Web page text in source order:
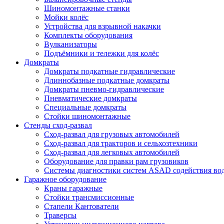
Шиномонтажные станки
Мойки колёс
Устройства для взрывной накачки
Комплекты оборудования
Вулканизаторы
Подъёмники и тележки для колёс
Домкраты
Домкраты подкатные гидравлические
Длиннобазные подкатные домкраты
Домкраты пневмо-гидравлические
Пневматические домкраты
Специальные домкраты
Стойки шиномонтажные
Стенды сход-развал
Сход-развал для грузовых автомобилей
Сход-развал для тракторов и сельхозтехники
Сход-развал для легковых автомобилей
Оборудование для правки рам грузовиков
Системы диагностики систем ASAD содействия
Гаражное оборудование
Краны гаражные
Стойки трансмиссионные
Стапели Кантователи
Траверсы